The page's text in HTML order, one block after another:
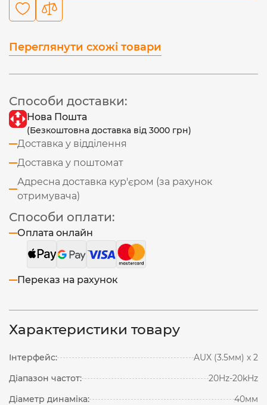
Переглянути схожі товари
Способи доставки:
Нова Пошта
(Безкоштовна доставка від 3000 грн)
Доставка у відділення
Доставка у поштомат
Адресна доставка кур'єром (за рахунок
отримувача)
Способи оплати:
Оплата онлайн
Переказ на рахунок
Характеристики товару
Інтерфейс:
AUX (3.5мм) х 2
Діапазон частот:
20Hz-20kHz
Діаметр динаміка:
40мм